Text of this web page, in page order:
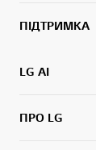
ПІДТРИМКА
LG AI
ПРО LG